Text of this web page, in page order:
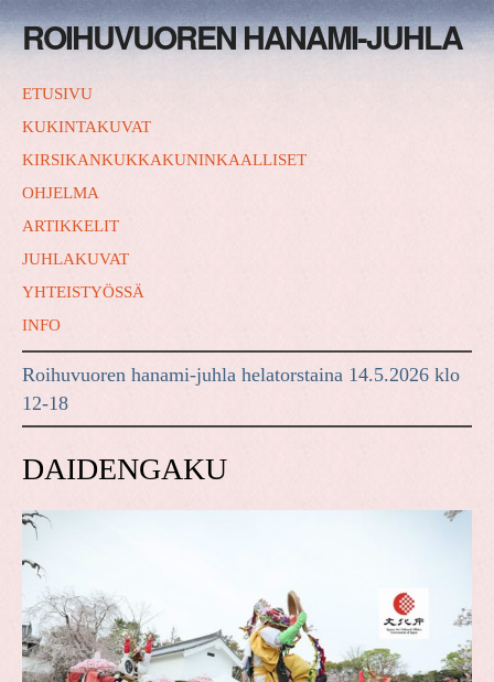
ROIHUVUOREN HANAMI-JUHLA
ETUSIVU
KUKINTAKUVAT
KIRSIKANKUKKAKUNINKAALLISET
OHJELMA
ARTIKKELIT
JUHLAKUVAT
YHTEISTYÖSSÄ
INFO
Roihuvuoren hanami-juhla helatorstaina 14.5.2026 klo
12-18
DAIDENGAKU